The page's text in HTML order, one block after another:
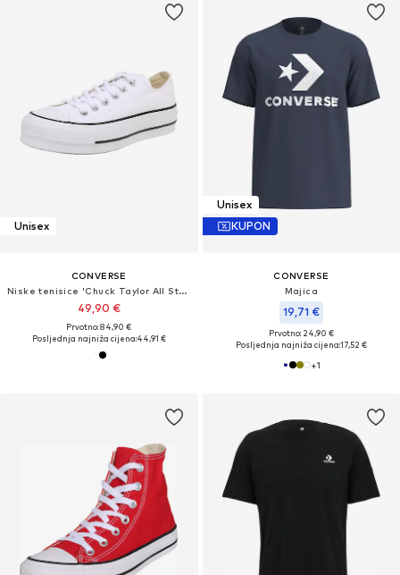
Unisex
CONVERSE
Niske tenisice 'Chuck Taylor All Star Lift'
49,90 €
Prvotno: 84,90 €
Posljednja najniža cijena:44,91 €
Unisex
KUPON
CONVERSE
Majica
19,71 €
Prvotno: 24,90 €
Posljednja najniža cijena:17,52 €
+1